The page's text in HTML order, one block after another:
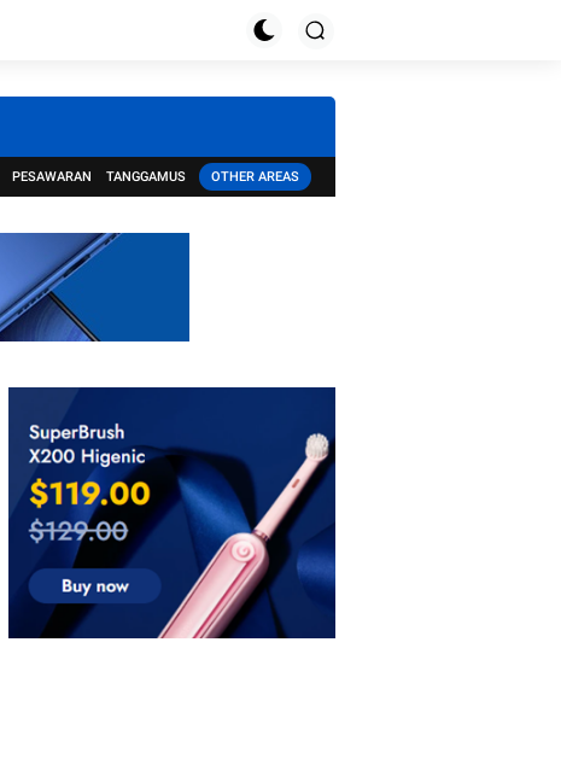
PESAWARAN TANGGAMUS OTHER AREAS